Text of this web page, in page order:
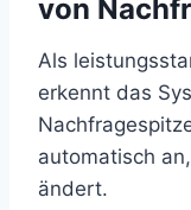
von
Als
erkennt das
automatisch
ändert.